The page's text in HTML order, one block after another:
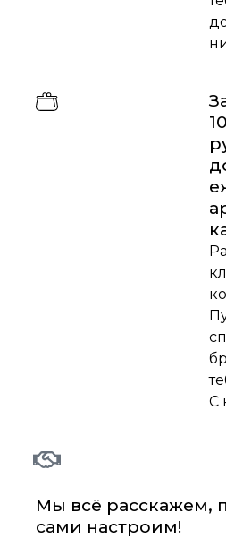
С
Мы всё расскажем,
сами настроим!